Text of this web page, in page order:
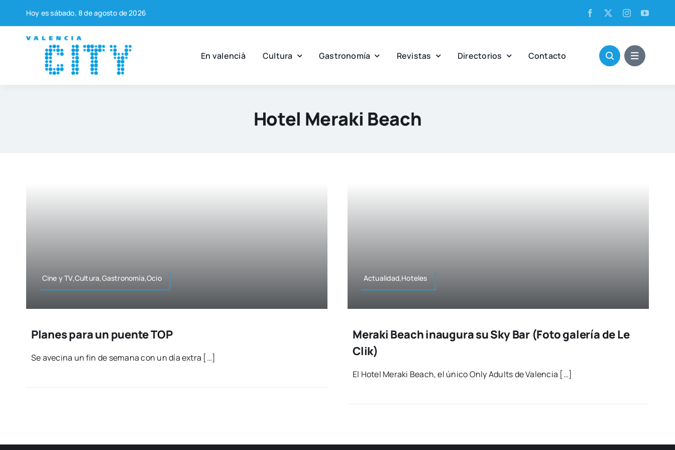
contenido
Hoy es sába­do, 8 de agos­to de 2026
En valen­cià Cul­tu­ra Gas­tro­no­mía Revis­tas Direc­to­rios Con­tac­to
Hotel Meraki Beach
Cine y TV,Cultura,Gastronomía,Ocio
Planes para un puente TOP
Se ave­ci­na un fin de sema­na con un día extra […]
Actualidad,Hoteles
Meraki Beach inaugura su Sky Bar (Foto galería de Le
Clik)
El Hotel Mera­ki Beach, el úni­co Only Adults de Valen­cia […]